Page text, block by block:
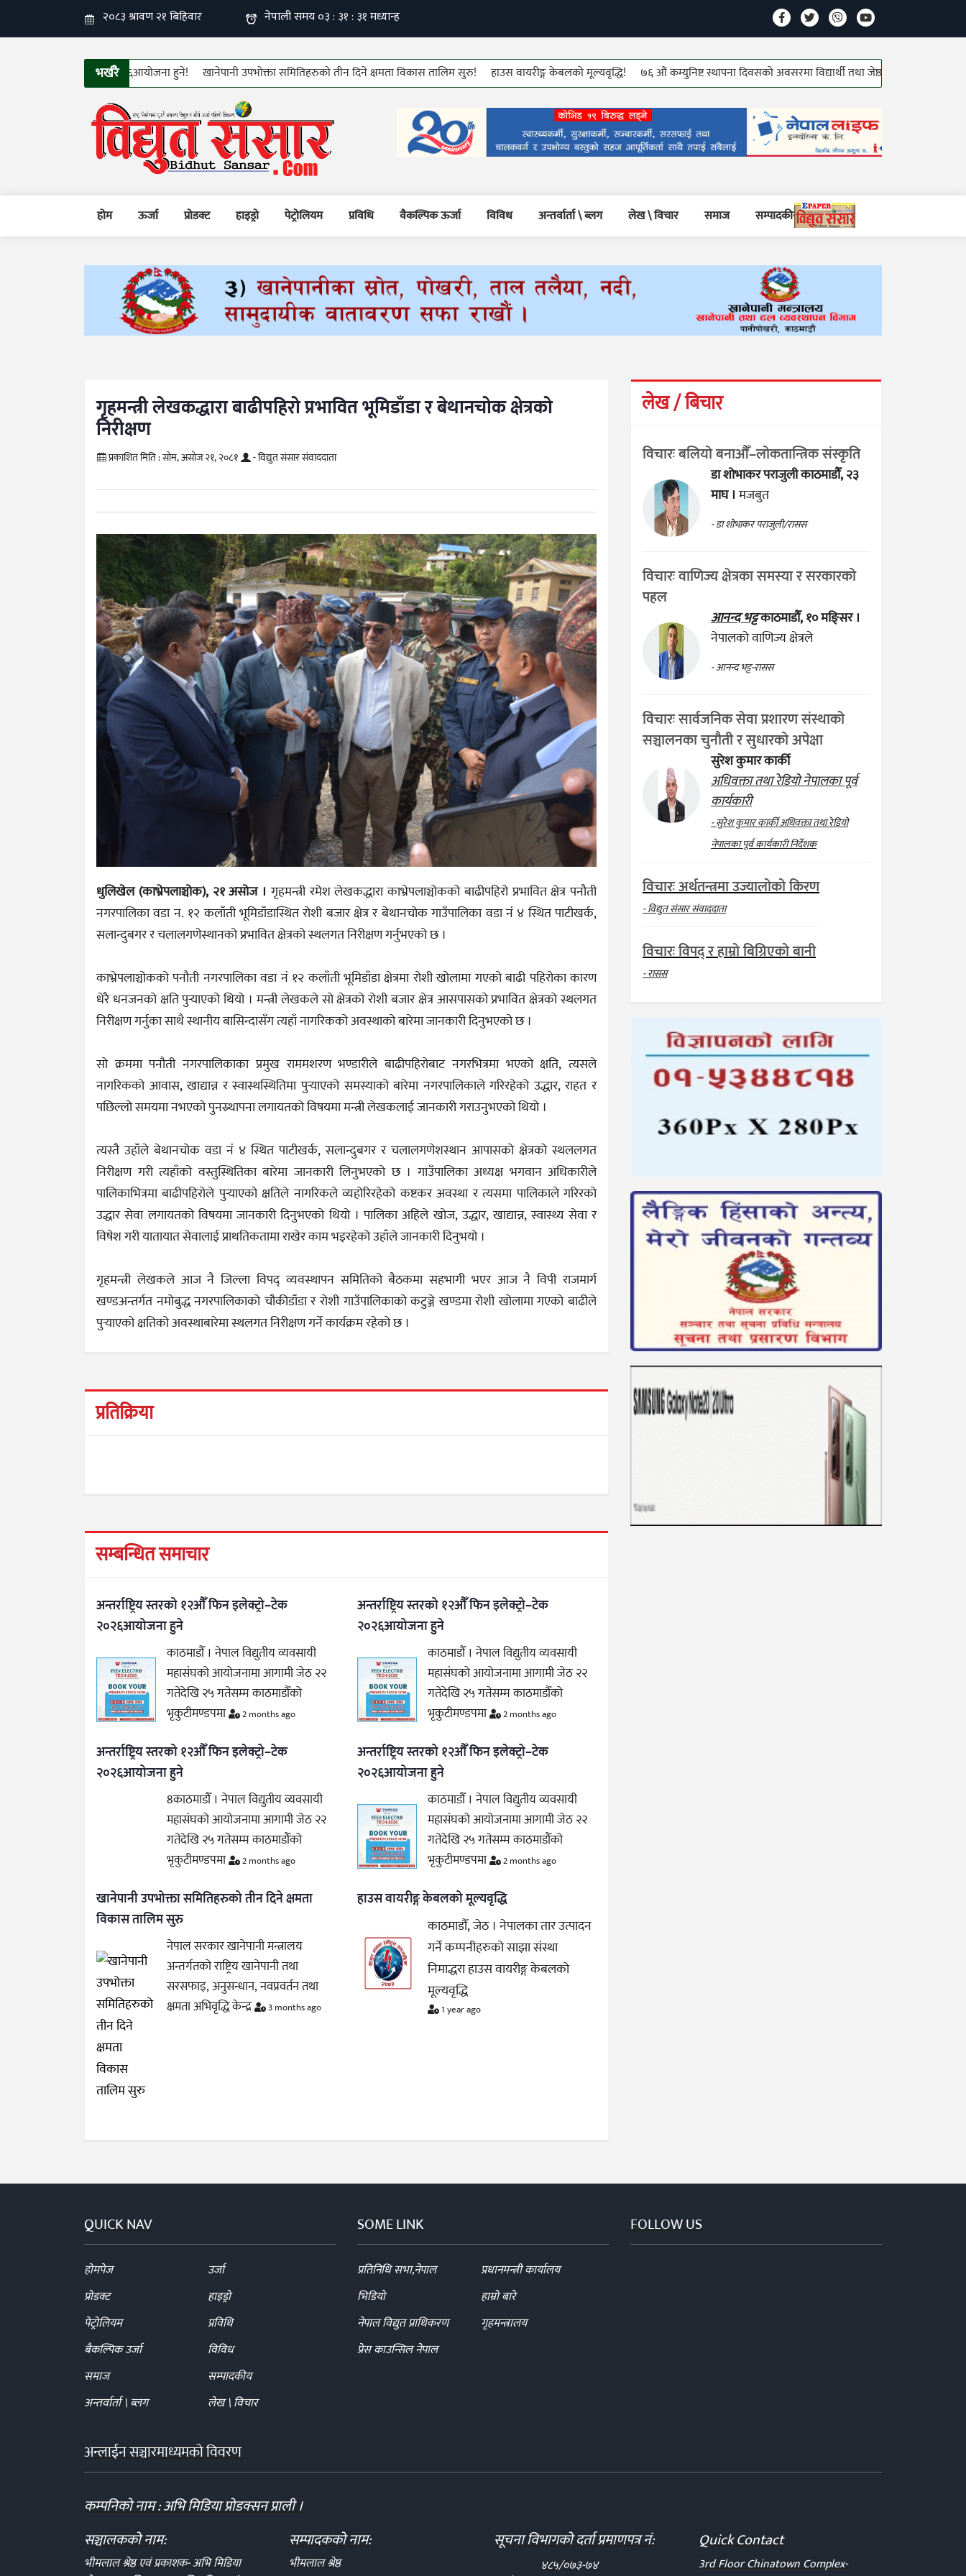
भर्खरै
फिन इलेक्ट्रो–टेक २०२६आयोजना हुने! खानेपानी उपभोक्ता समितिहरुको तीन दिने क्षमता विकास तालिम सुरु! हाउस वायरीङ्ग केबलको मूल्यवृद्धि! ७६ औं कम्युनिष्ट स्थापना दिवसको अवसरमा विद्यार्थी तथा जेष्ठ कम्युनिष्ट योद्धाहरु सम्मानित!
होम ऊर्जा प्रोडक्ट हाइड्रो पेट्रोलियम प्रविधि वैकल्पिक ऊर्जा विविध अन्तर्वार्ता \ ब्लग लेख \ विचार समाज सम्पादकीय
गृहमन्त्री लेखकद्धारा बाढीपहिरो प्रभावित भूमिडाँडा र बेथानचोक क्षेत्रको
निरीक्षण
प्रकाशित मिति :सोम, असोज २१, २०८१ - विद्युत संसार संवाददाता
धुलिखेल (काभ्रेपलाञ्चोक), २१ असोज । गृहमन्त्री रमेश लेखकद्धारा काभ्रेपलाञ्चोकको बाढीपहिरो प्रभावित क्षेत्र पनौती
नगरपालिका वडा न. १२ कलाँती भूमिडाँडास्थित रोशी बजार क्षेत्र र बेथानचोक गाउँपालिका वडा नं ४ स्थित पाटीखर्क,
सलान्दुबगर र चलालगणेस्थानको प्रभावित क्षेत्रको स्थलगत निरीक्षण गर्नुभएको छ ।
काभ्रेपलाञ्चोकको पनौती नगरपालिका वडा नं १२ कलाँती भूमिडाँडा क्षेत्रमा रोशी खोलामा गएको बाढी पहिरोका कारण
धेरै धनजनको क्षति पुर्‍याएको थियो । मन्त्री लेखकले सो क्षेत्रको रोशी बजार क्षेत्र आसपासको प्रभावित क्षेत्रको स्थलगत
निरीक्षण गर्नुका साथै स्थानीय बासिन्दासँग त्यहाँ नागरिकको अवस्थाको बारेमा जानकारी दिनुभएको छ ।
सो क्रममा पनौती नगरपालिकाका प्रमुख राममशरण भण्डारीले बाढीपहिरोबाट नगरभित्रमा भएको क्षति, त्यसले
नागरिकको आवास, खाद्यान्न र स्वास्थस्थितिमा पुर्‍याएको समस्याको बारेमा नगरपालिकाले गरिरहेको उद्धार, राहत र
पछिल्लो समयमा नभएको पुनस्र्थापना लगायतको विषयमा मन्त्री लेखकलाई जानकारी गराउनुभएको थियो ।
त्यस्तै उहाँले बेथानचोक वडा नं ४ स्थित पाटीखर्क, सलान्दुबगर र चलालगणेशस्थान आपासको क्षेत्रको स्थललगत
निरीक्षण गरी त्यहाँको वस्तुस्थितिका बारेमा जानकारी लिनुभएको छ । गाउँपालिका अध्यक्ष भगवान अधिकारीले
पालिकाभित्रमा बाढीपहिरोले पुर्‍याएको क्षतिले नागरिकले व्यहोरिरहेको कष्टकर अवस्था र त्यसमा पालिकाले गरिरको
उद्धार सेवा लगायतको विषयमा जानकारी दिनुभएको थियो । पालिका अहिले खोज, उद्धार, खाद्यान्न, स्वास्थ्य सेवा र
विषेश गरी यातायात सेवालाई प्राथतिकतामा राखेर काम भइरहेको उहाँले जानकारी दिनुभयो ।
गृहमन्त्री लेखकले आज नै जिल्ला विपद् व्यवस्थापन समितिको बैठकमा सहभागी भएर आज नै विपी राजमार्ग
खण्डअन्तर्गत नमोबुद्ध नगरपालिकाको चौकीडाँडा र रोशी गाउँपालिकाको कटुञ्जे खण्डमा रोशी खोलामा गएको बाढीले
पुर्‍याएको क्षतिको अवस्थाबारेमा स्थलगत निरीक्षण गर्ने कार्यक्रम रहेको छ ।
प्रतिक्रिया
सम्बन्धित समाचार
अन्तर्राष्ट्रिय स्तरको १२औँ फिन इलेक्ट्रो–टेक
२०२६आयोजना हुने
काठमाडौँ । नेपाल विद्युतीय व्यवसायी
महासंघको आयोजनामा आगामी जेठ २२
गतेदेखि २५ गतेसम्म काठमाडौँको
भृकुटीमण्डपमा
2 months ago
अन्तर्राष्ट्रिय स्तरको १२औँ फिन इलेक्ट्रो–टेक
२०२६आयोजना हुने
काठमाडौँ । नेपाल विद्युतीय व्यवसायी
महासंघको आयोजनामा आगामी जेठ २२
गतेदेखि २५ गतेसम्म काठमाडौँको
भृकुटीमण्डपमा
2 months ago
अन्तर्राष्ट्रिय स्तरको १२औँ फिन इलेक्ट्रो–टेक
२०२६आयोजना हुने
8काठमाडौँ । नेपाल विद्युतीय व्यवसायी
महासंघको आयोजनामा आगामी जेठ २२
गतेदेखि २५ गतेसम्म काठमाडौँको
भृकुटीमण्डपमा
2 months ago
अन्तर्राष्ट्रिय स्तरको १२औँ फिन इलेक्ट्रो–टेक
२०२६आयोजना हुने
काठमाडौँ । नेपाल विद्युतीय व्यवसायी
महासंघको आयोजनामा आगामी जेठ २२
गतेदेखि २५ गतेसम्म काठमाडौँको
भृकुटीमण्डपमा
2 months ago
खानेपानी उपभोक्ता समितिहरुको तीन दिने क्षमता
विकास तालिम सुरु
नेपाल सरकार खानेपानी मन्त्रालय
अन्तर्गतको राष्ट्रिय खानेपानी तथा
सरसफाइ, अनुसन्धान, नवप्रवर्तन तथा
क्षमता अभिवृद्धि केन्द्र
3 months ago
हाउस वायरीङ्ग केबलको मूल्यवृद्धि
काठमाडौँ, जेठ । नेपालका तार उत्पादन
गर्ने कम्पनीहरुको साझा संस्था
निमाद्धरा हाउस वायरीङ्ग केबलको
मूल्यवृद्धि
1 year ago
लेख / बिचार
विचारः बलियो बनाऔँ–लोकतान्त्रिक संस्कृति
डा शोभाकर पराजुलीकाठमाडौँ, २३
माघ ।मजबुत
- डा शोभाकर पराजुली/रासस
विचारः वाणिज्य क्षेत्रका समस्या र सरकारको
पहल
आनन्द भट्टकाठमाडौँ, १० मङ्सिर ।
नेपालको वाणिज्य क्षेत्रले
- आनन्द भट्ट-रासस
विचारः सार्वजनिक सेवा प्रशारण संस्थाको
सञ्चालनका चुनौती र सुधारको अपेक्षा
सुरेश कुमार कार्की
अधिवक्ता तथा रेडियो नेपालका पूर्व
कार्यकारी
- सुरेश कुमार कार्की अधिवक्ता तथा रेडियो
नेपालका पूर्व कार्यकारी निर्देशक
विचारः अर्थतन्त्रमा उज्यालोको किरण
- विद्युत संसार संवाददाता
विचारः विपद् र हाम्रो बिग्रिएको बानी
- रासस
QUICK NAV
होमपेज
उर्जा
प्रोडक्ट
हाइड्रो
पेट्रोलियम
प्रविधि
बैकल्पिक उर्जा
विविध
समाज
सम्पादकीय
अन्तर्वार्ता \ ब्लग
लेख \ विचार
SOME LINK
प्रतिनिधि सभा,नेपाल
प्रधानमन्त्री कार्यालय
भिडियो
हाम्रो बारे
नेपाल विद्युत प्राधिकरण
गृहमन्त्रालय
प्रेस काउन्सिल नेपाल
FOLLOW US
अन्लाईन सञ्चारमाध्यमको विवरण
कम्पनिको नाम : अभि मिडिया प्रोडक्सन प्राली ।
सञ्चालकको नाम:
भीमलाल श्रेष्ठ एवं प्रकाशक- अभि मिडिया
सम्पादकको नाम:
भीमलाल श्रेष्ठ
सूचना विभागको दर्ता प्रमाणपत्र नं:
४८५/०७३-७४
Quick Contact
3rd Floor Chinatown Complex-